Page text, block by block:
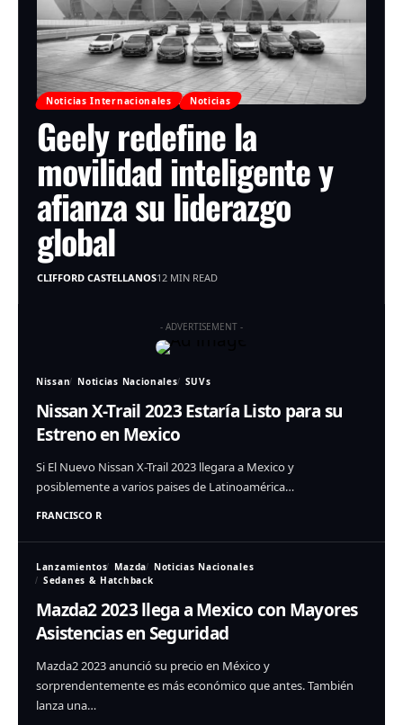
Noticias Internacionales Noticias
Geely redefine la
movilidad inteligente y
afianza su liderazgo
global
CLIFFORD CASTELLANOS12 MIN READ
- ADVERTISEMENT -
Nissan Noticias Nacionales SUVs
Nissan X-Trail 2023 Estaría Listo para su
Estreno en Mexico
Si El Nuevo Nissan X-Trail 2023 llegara a Mexico y
posiblemente a varios paises de Latinoamérica…
FRANCISCO R
Lanzamientos Mazda
Noticias Nacionales
Sedanes & Hatchback
Mazda2 2023 llega a Mexico con Mayores
Asistencias en Seguridad
Mazda2 2023 anunció su precio en México y
sorprendentemente es más económico que antes. También
lanza una…